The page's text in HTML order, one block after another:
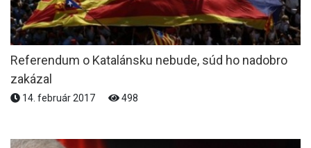
Referendum o Katalánsku nebude, súd ho nadobro
zakázal
14. február 2017 498